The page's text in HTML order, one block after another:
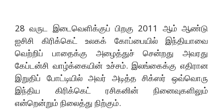
28 வருட இடைவெளிக்குப் பிறகு 2011 ஆம் ஆண்டு
ஐசிசி கிரிக்கெட் உலகக் கோப்பையில் இந்தியாவை
வெற்றிப் பாதைக்கு அழைத்துச் சென்றது அவரது
கேப்டன்சி வாழ்க்கையின் உச்சம். இலங்கைக்கு எதிரான
இறுதிப் போட்டியில் அவர் அடித்த சிக்ஸர் ஒவ்வொரு
இந்திய கிரிக்கெட் ரசிகனின் நினைவுகளிலும்
என்றென்றும் நிலைத்து நிற்கும்.